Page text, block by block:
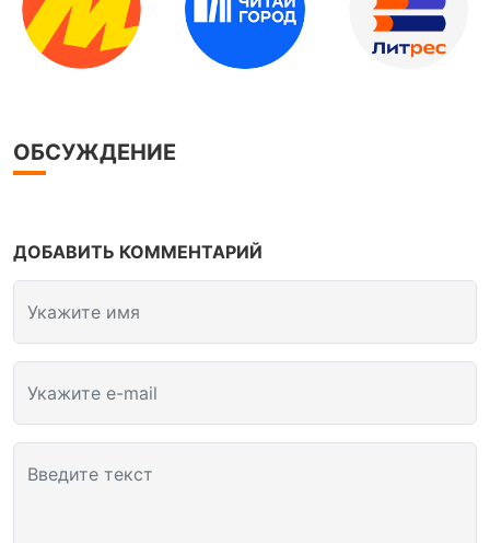
ОБСУЖДЕНИЕ
ДОБАВИТЬ КОММЕНТАРИЙ
Укажите имя
Укажите e-mail
Введите текст